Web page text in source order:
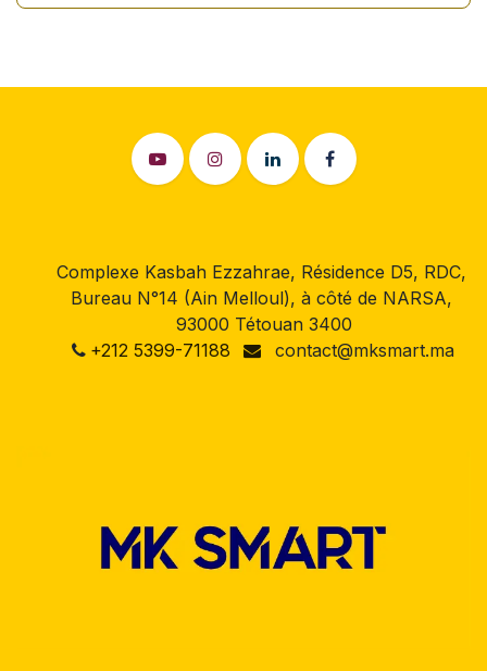
Complexe Kasbah Ezzahrae, Résidence D5, RDC,
Bureau N°14 (Ain Melloul), à côté de NARSA,
93000 Tétouan 3400
+212 5399-71188
contact@mksmart.ma